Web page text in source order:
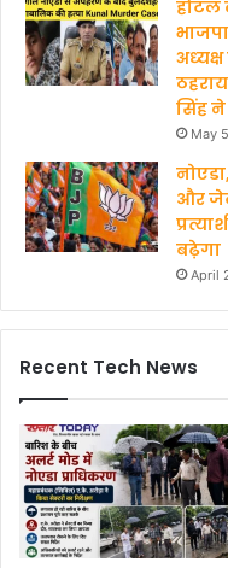
होटल
सिंह ने
May
और
बढ़ेगा
April
Recent Tech News